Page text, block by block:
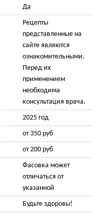
Да
Рецепты
представленные на
сайте являются
ознакомительными.
Перед их
применением
необходима
консультация врача.
2025 год
от 350 руб
от 200 руб
Фасовка может
отличаться от
указанной
Будьте здоровы!